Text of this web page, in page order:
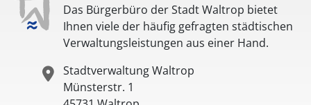
Das Bürgerbüro der Stadt Waltrop bietet
Ihnen viele der häufig gefragten städtischen
Verwaltungsleistungen aus einer Hand.
Stadtverwaltung Waltrop
Münsterstr. 1